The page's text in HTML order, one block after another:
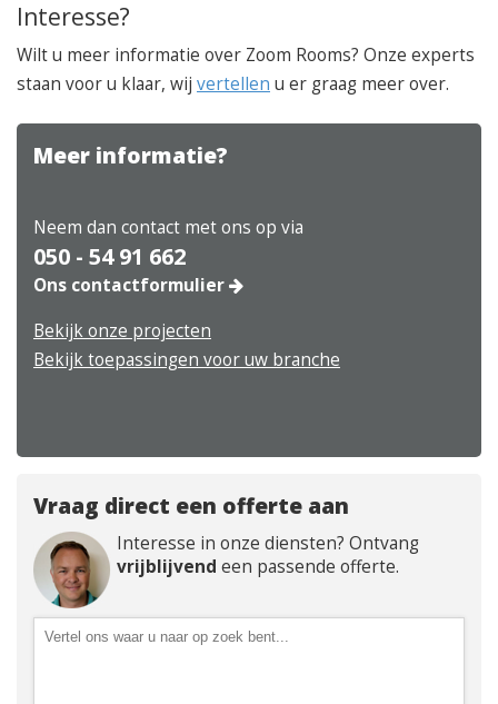
Interesse?
Wilt u meer informatie over Zoom Rooms? Onze experts
staan voor u klaar, wij vertellen u er graag meer over.
Meer informatie?
Neem dan contact met ons op via
050 - 54 91 662
Ons contactformulier
Bekijk onze projecten
Bekijk toepassingen voor uw branche
Vraag direct een offerte aan
Interesse in onze diensten? Ontvang
vrijblijvend een passende offerte.